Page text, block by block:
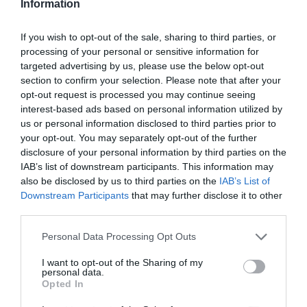
Information
If you wish to opt-out of the sale, sharing to third parties, or
processing of your personal or sensitive information for
targeted advertising by us, please use the below opt-out
section to confirm your selection. Please note that after your
opt-out request is processed you may continue seeing
interest-based ads based on personal information utilized by
us or personal information disclosed to third parties prior to
your opt-out. You may separately opt-out of the further
disclosure of your personal information by third parties on the
IAB’s list of downstream participants. This information may
also be disclosed by us to third parties on the IAB’s List of
Downstream Participants that may further disclose it to other
Personal Data Processing Opt Outs
I want to opt-out of the Sharing of my
personal data.
Opted In
Ελλάδα για τη σειρά – ζει μόνιμα στις ΗΠΑ. ΗΈλη Δρίβα
ωςΧριστίνα, η οποία είναι ανάπηρη και κινείται με
αμαξίδιο. ΟΑχιλλέας Ζέρβας (Θέμηςστη σειρά) που
έχει καταφέρει να χτίσει καριέρα στην υποκριτική παρά
το πρόβλημα τραυλισμού που αντιμετωπίζει.